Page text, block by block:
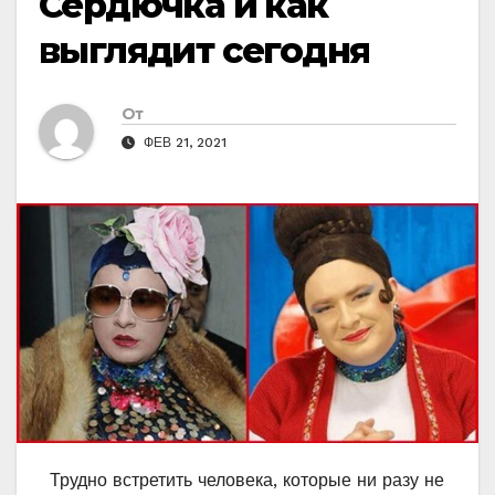
выглядит сегодня
От
ФЕВ 21, 2021
Трудно встретить человека, которые ни разу не